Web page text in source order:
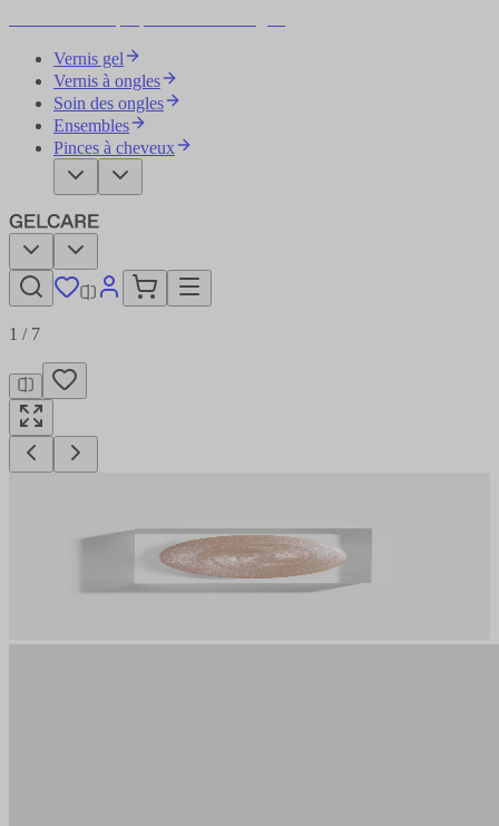
Vernis gel
Vernis à ongles
Soin des ongles
Ensembles
Pinces à cheveux
1 / 7